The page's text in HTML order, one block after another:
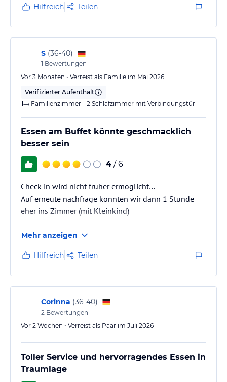
Unser Front Office Team informiert gerne über mögliche alpine
Aktivitäten wie Ballooning, Rafting, Paragliding,
Fallschirmspringen etc.
Tiroler Gastlichkeit, eine hochwertige lokale Küche mit Live Show
Skiverleih im Winter sowie geführten Biketouren im Sommer,
gratis W-Lan im kompletten Hotel, Gratis Skibus in die
umliegenden Skigebiete Kitzbühel, Fieberbrunn und Steinplatte
Hinweis: Allgemeine und unverbindliche
Hoteliers-/Veranstalter-/Kataloginformationen. Alle Angaben
ohne Gewähr und ohne Prüfung durch HolidayCheck. Bitte
jeweiligen Veranstalters.
Hilfreich Teilen
S (36-40)
1 Bewertungen
Vor 3 Monaten • Verreist als Familie im Mai 2026
Verifizierter Aufenthalt
Familienzimmer - 2 Schlafzimmer mit Verbindungstür
Essen am Buffet könnte geschmacklich
besser sein
4 / 6
Check in wird nicht früher ermöglicht…
Auf erneute nachfrage konnten wir dann 1 Stunde
eher ins Zimmer (mit Kleinkind)
Mehr anzeigen
Hilfreich Teilen
Corinna (36-40)
2 Bewertungen
Vor 2 Wochen • Verreist als Paar im Juli 2026
Toller Service und hervorragendes Essen in
Traumlage